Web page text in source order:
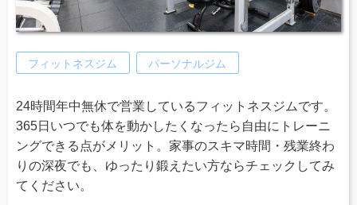
フィットネスジム パーソナルジム
24時間年中無休で営業しているフィットネスジムです。
365日いつでも体を動かしたくなったら自由にトレーニ
ングできる点がメリット。家事のスキマ時間・残業終わ
りの深夜でも、ゆったり鍛えたい方ならチェックしてみ
てください。